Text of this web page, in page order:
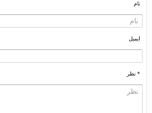
نام
ایمیل
* نظر